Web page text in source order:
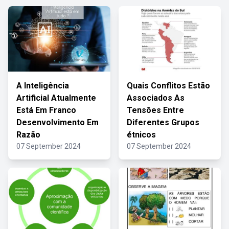
A Inteligência
Artificial Atualmente
Está Em Franco
Desenvolvimento Em
Razão
07 September 2024
Quais Conflitos Estão
Associados As
Tensões Entre
Diferentes Grupos
étnicos
07 September 2024